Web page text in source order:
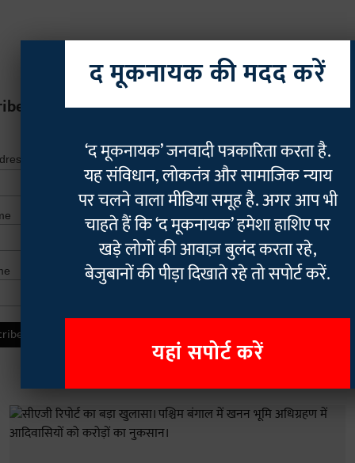
* indicates
द मूकनायक की मदद करें
‘द मूकनायक’ जनवादी पत्रकारिता करता है.
यह संविधान, लोकतंत्र और सामाजिक न्याय
पर चलने वाला मीडिया समूह है. अगर आप भी
चाहते हैं कि ‘द मूकनायक’ हमेशा हाशिए पर
खड़े लोगों की आवाज़ बुलंद करता रहे,
बेजुबानों की पीड़ा दिखाते रहे तो सपोर्ट करें.
यहां सपोर्ट करें